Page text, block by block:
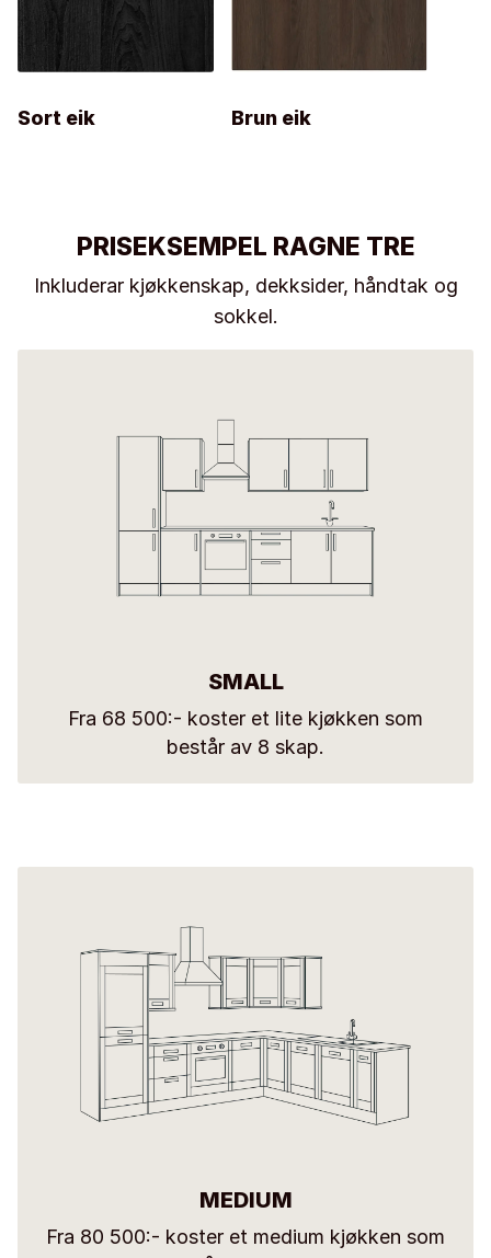
Sort eik Brun eik
PRISEKSEMPEL RAGNE TRE
Inkluderar kjøkkenskap, dekksider, håndtak og
sokkel.
SMALL
Fra 68 500:- koster et lite kjøkken som
består av 8 skap.
MEDIUM
Fra 80 500:- koster et medium kjøkken som